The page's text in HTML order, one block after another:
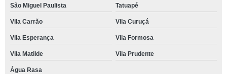
São Miguel Paulista Tatuapé
Vila Carrão Vila Curuçá
Vila Esperança Vila Formosa
Vila Matilde Vila Prudente
Água Rasa